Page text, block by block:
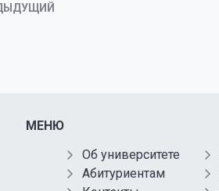
МЕНЮ
Об университете
Абитуриентам